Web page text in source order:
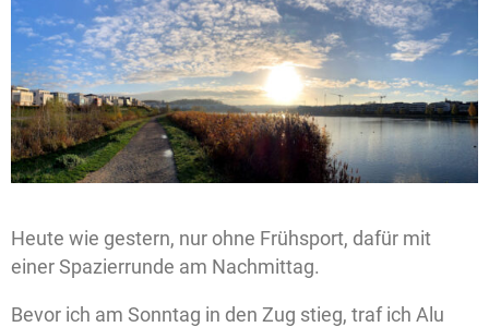
Heute wie gestern, nur ohne Frühsport, dafür mit
einer Spazierrunde am Nachmittag.
Bevor ich am Sonntag in den Zug stieg, traf ich Alu